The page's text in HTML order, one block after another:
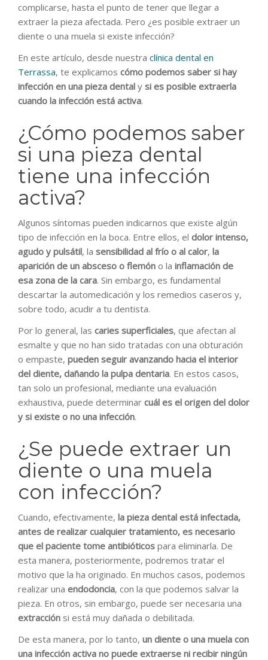
complicarse, hasta el punto de tener que llegar a
extraer la pieza afectada. Pero ¿es posible extraer un
diente o una muela si existe infección?
En este artículo, desde nuestra clínica dental en
Terrassa, te explicamos cómo podemos saber si hay
infección en una pieza dental y si es posible extraerla
cuando la infección está activa.
¿Cómo podemos saber
si una pieza dental
tiene una infección
activa?
Algunos síntomas pueden indicarnos que existe algún
tipo de infección en la boca. Entre ellos, el dolor intenso,
agudo y pulsátil, la sensibilidad al frío o al calor, la
aparición de un absceso o flemón o la inflamación de
esa zona de la cara. Sin embargo, es fundamental
descartar la automedicación y los remedios caseros y,
sobre todo, acudir a tu dentista.
Por lo general, las caries superficiales, que afectan al
esmalte y que no han sido tratadas con una obturación
o empaste, pueden seguir avanzando hacia el interior
del diente, dañando la pulpa dentaria. En estos casos,
tan solo un profesional, mediante una evaluación
exhaustiva, puede determinar cuál es el origen del dolor
y si existe o no una infección.
¿Se puede extraer un
diente o una muela
con infección?
Cuando, efectivamente, la pieza dental está infectada,
antes de realizar cualquier tratamiento, es necesario
que el paciente tome antibióticos para eliminarla. De
esta manera, posteriormente, podremos tratar el
motivo que la ha originado. En muchos casos, podemos
realizar una endodoncia, con la que podemos salvar la
pieza. En otros, sin embargo, puede ser necesaria una
extracción si está muy dañada o debilitada.
De esta manera, por lo tanto, un diente o una muela con
una infección activa no puede extraerse ni recibir ningún